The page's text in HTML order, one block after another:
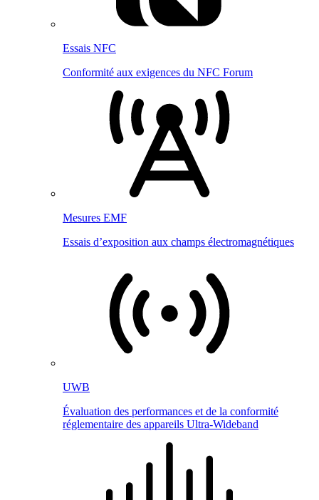
Essais NFC
Conformité aux exigences du NFC Forum
Mesures EMF
Essais d’exposition aux champs électromagnétiques
UWB
Évaluation des performances et de la conformité
réglementaire des appareils Ultra-Wideband